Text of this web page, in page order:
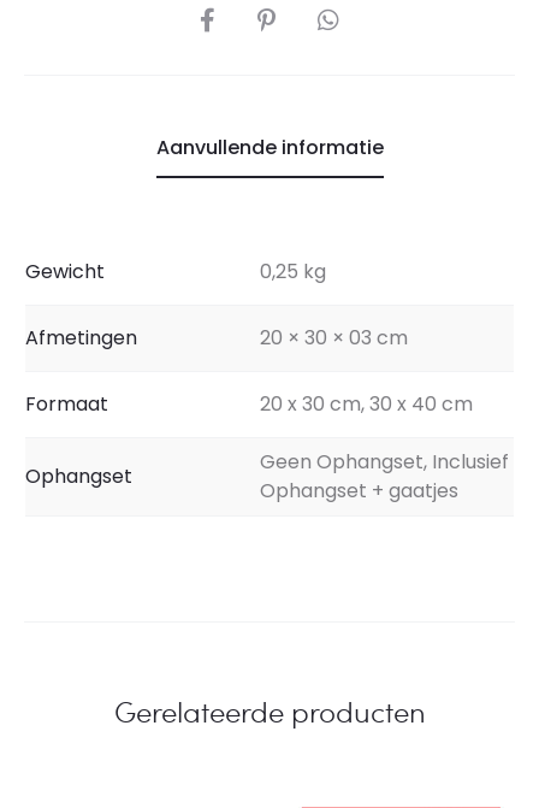
Aanvullende informatie
Gewicht 0,25 kg
Afmetingen 20 × 30 × 03 cm
Formaat 20 x 30 cm, 30 x 40 cm
Ophangset
Geen Ophangset, Inclusief
Ophangset + gaatjes
Gerelateerde producten